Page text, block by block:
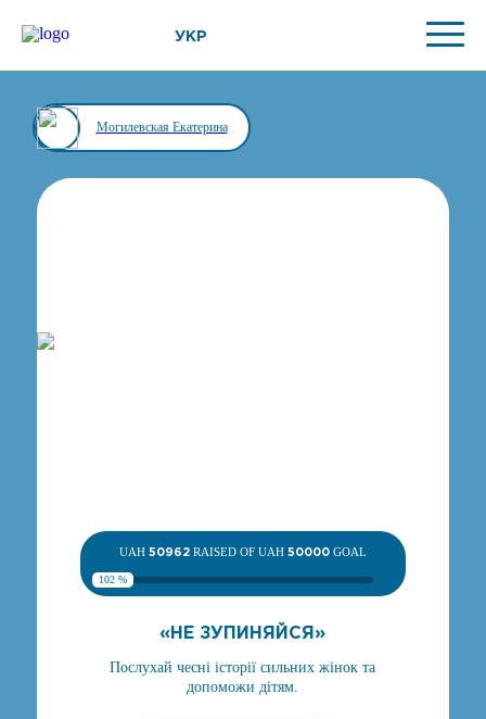
УКР
Могилевская Екатерина
UAH 50962RAISED OF UAH 50000GOAL
102 %
«НЕ ЗУПИНЯЙСЯ»
Послухай чесні історії сильних жінок та
допоможи дітям.